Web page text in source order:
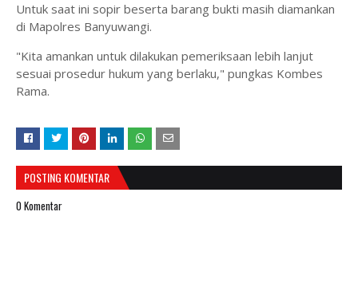
Untuk saat ini sopir beserta barang bukti masih diamankan
di Mapolres Banyuwangi.
"Kita amankan untuk dilakukan pemeriksaan lebih lanjut
sesuai prosedur hukum yang berlaku," pungkas Kombes
Rama.
POSTING KOMENTAR
0 Komentar